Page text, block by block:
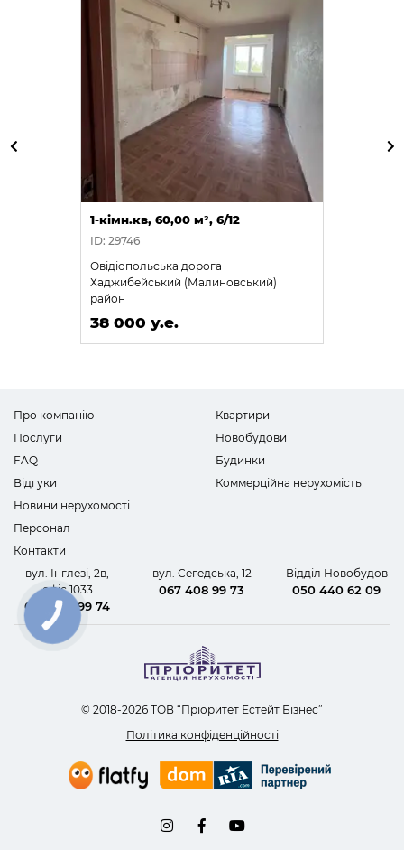
1-кімн.кв, 60,00 м², 6/12
ID: 29746
Овідіопольська дорога
Хаджибейський (Малиновський)
район
38 000 у.е.
Про компанію
Послуги
FAQ
Відгуки
Новини нерухомості
Персонал
Контакти
Квартири
Новобудови
Будинки
Коммерційна нерухомість
вул. Інглезі, 2в,
офіс 1033
067 408 99 74
вул. Сегедська, 12
067 408 99 73
Відділ Новобудов
050 440 62 09
© 2018-2026 ТОВ “Пріоритет Естейт Бізнес”
Політика конфіденційності
КНОПКА
ЗВ'ЯЗКУ